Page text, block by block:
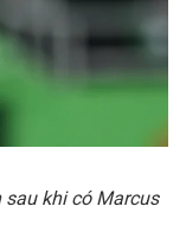
khi có Marcus